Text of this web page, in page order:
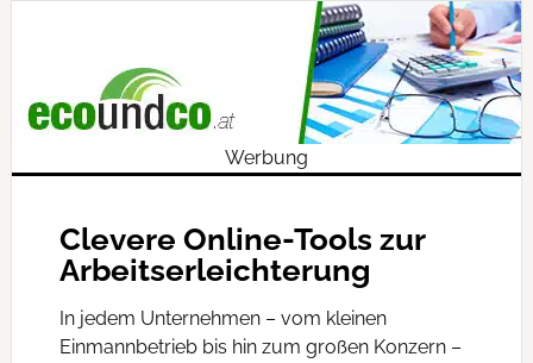
Werbung
Clevere Online-Tools zur
Arbeitserleichterung
In jedem Unternehmen – vom kleinen
Einmannbetrieb bis hin zum großen Konzern –